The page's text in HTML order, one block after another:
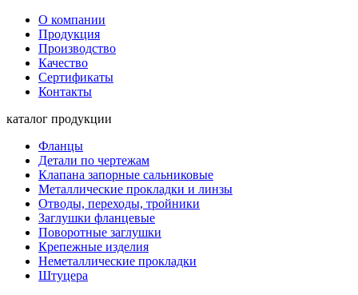
О компании
Продукция
Производство
Качество
Сертификаты
Контакты
каталог продукции
Фланцы
Детали по чертежам
Клапана запорные сальниковые
Металлические прокладки и линзы
Отводы, переходы, тройники
Заглушки фланцевые
Поворотные заглушки
Крепежные изделия
Неметаллические прокладки
Штуцера